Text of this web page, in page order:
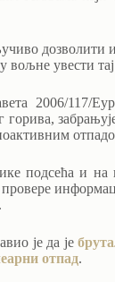
вољне увести
2006/
подсећа и
је да је
отпад.